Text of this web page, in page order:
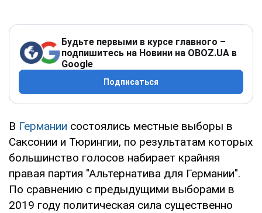
Будьте первыми в курсе главного –
подпишитесь на Новини на OBOZ.UA в
Google
Подписаться
В Германии состоялись местные выборы в
Саксонии и Тюрингии, по результатам которых
большинство голосов набирает крайняя
правая партия "Альтернатива для Германии".
По сравнению с предыдущими выборами в
2019 году политическая сила существенно